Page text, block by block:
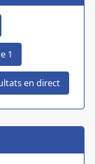
1
Résultats en direct